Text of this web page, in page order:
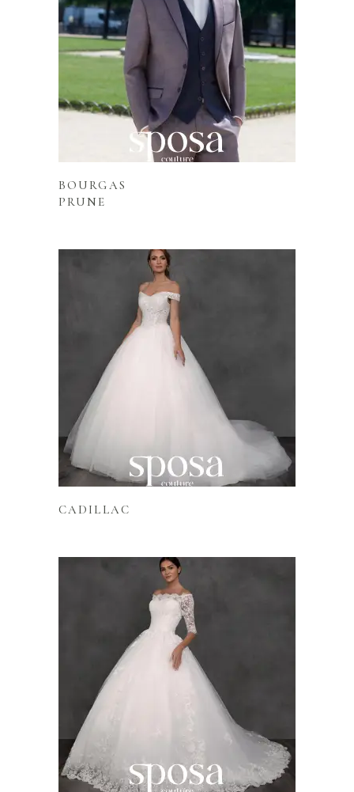
Lire la suite
BOURGAS
PRUNE
Lire la suite
CADILLAC
Lire la suite